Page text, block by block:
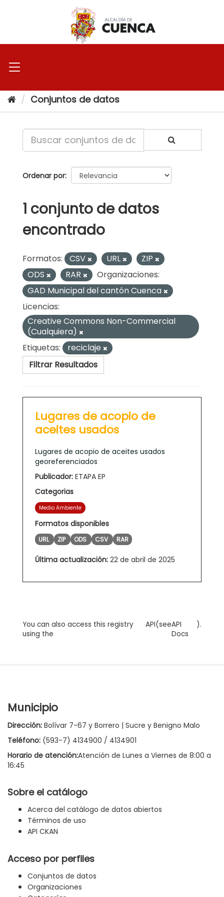
Conjuntos de datos
Ordenar por
1 conjunto de datos
encontrado
Formatos: CSV URL
ZIP
ODS
RAR
Organizaciones:
GAD Municipal del cantón Cuenca
Licencias:
Creative Commons Non-Commercial
(Cualquiera)
Etiquetas:
reciclaje
Filtrar Resultados
Lugares de acopio de
aceites usados
Lugares de acopio de aceites usados
georeferenciados
Publicador: ETAPA EP
Categorias
Medio Ambiente
Formatos disponibles
URL ZIP ODS CSV RAR
Última actualización: 22 de abril de 2025
You can also access this registry
using the
API(seeAPI
Docs
).
Municipio
Dirección: Bolívar 7-67 y Borrero | Sucre y Benigno Malo
Teléfono: (593-7) 4134900 / 4134901
Horario de atención:Atención de Lunes a Viernes de 8:00 a
16:45
Sobre el catálogo
Acerca del catálogo de datos abiertos
Términos de uso
API CKAN
Acceso por perfiles
Conjuntos de datos
Organizaciones